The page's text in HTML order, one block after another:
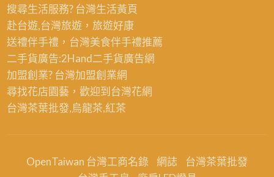
搜尋生活服務? 台灣生活黃頁
赴台遊,台灣旅遊，旅遊好康
送禮伴手禮，台灣美食伴手禮推薦
二手貨廣告:2Hand二手貨廣告網
加盟創業? 台灣加盟創業網
尋找花店園藝，歡迎到 台灣花網
台灣茶葉批發,烏龍茶,紅茶
OpenTaiwan 台灣工商名錄 網誌
台灣茶葉批發